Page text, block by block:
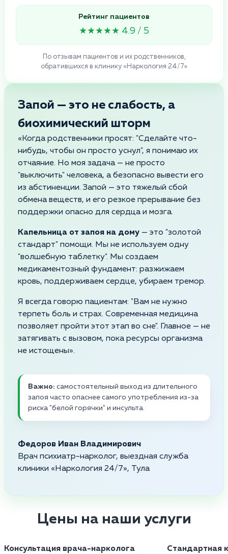
Рейтинг пациентов
★★★★★ 4.9 / 5
По отзывам пациентов и их родственников,
обратившихся в клинику «Наркология 24/7»
Запой — это не слабость, а
биохимический шторм
«Когда родственники просят: "Сделайте что-
нибудь, чтобы он просто уснул", я понимаю их
отчаяние. Но моя задача — не просто
"выключить" человека, а безопасно вывести его
из абстиненции. Запой — это тяжелый сбой
обмена веществ, и его резкое прерывание без
поддержки опасно для сердца и мозга.
Капельница от запоя на дому — это "золотой
стандарт" помощи. Мы не используем одну
"волшебную таблетку". Мы создаем
медикаментозный фундамент: разжижаем
кровь, поддерживаем сердце, убираем тремор.
Я всегда говорю пациентам: "Вам не нужно
терпеть боль и страх. Современная медицина
позволяет пройти этот этап во сне". Главное — не
затягивать с вызовом, пока ресурсы организма
не истощены».
Важно: самостоятельный выход из длительного
запоя часто опаснее самого употребления из-за
риска "белой горячки" и инсульта.
Федоров Иван Владимирович
Врач психиатр-нарколог, выездная служба
клиники «Наркология 24/7», Тула
Цены на наши услуги
Консультация врача-нарколога Стандартная